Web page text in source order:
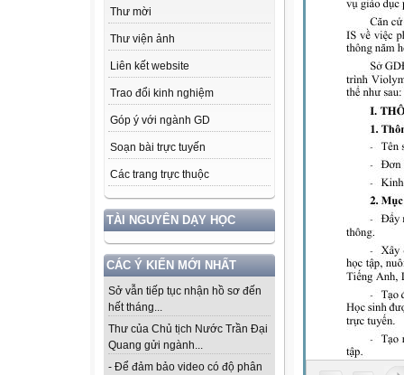
Thư mời
Thư viện ảnh
Liên kết website
Trao đổi kinh nghiệm
Góp ý với ngành GD
Soạn bài trực tuyến
Các trang trực thuộc
TÀI NGUYÊN DẠY HỌC
CÁC Ý KIẾN MỚI NHẤT
Sở vẫn tiếp tục nhận hồ sơ đến
hết tháng...
Thư của Chủ tịch Nước Trần Đại
Quang gửi ngành...
- Để đảm bảo video có độ phân